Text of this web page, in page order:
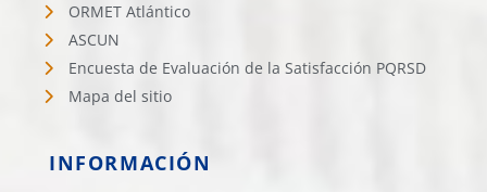
ORMET Atlántico
ASCUN
Encuesta de Evaluación de la Satisfacción PQRSD
Mapa del sitio
INFORMACIÓN